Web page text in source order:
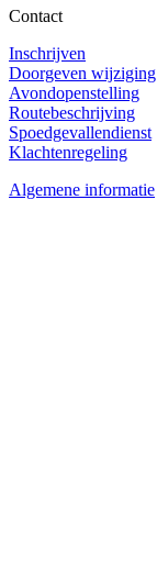
Contact
Inschrijven
Doorgeven wijziging
Avondopenstelling
Routebeschrijving
Spoedgevallendienst
Klachtenregeling
Algemene informatie